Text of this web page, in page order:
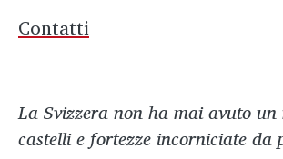
Contatti
La Svizzera non ha mai avuto
castelli e fortezze incorniciate da